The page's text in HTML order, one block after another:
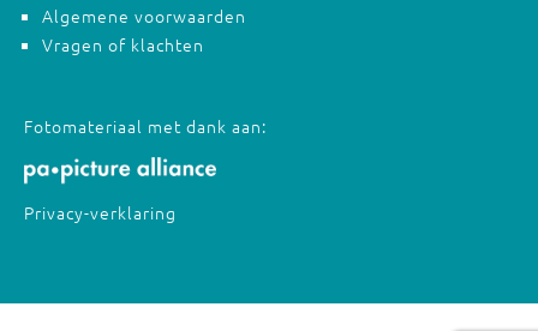
Algemene voorwaarden
Vragen of klachten
Fotomateriaal met dank aan:
Privacy-verklaring